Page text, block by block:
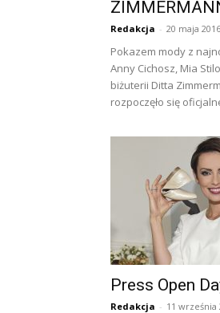
Redakcja - 20 maja 2016
Pokazem mody z
Anny Cichosz, Mia
biżuterii Ditta
rozpoczęło się
Press Open
Redakcja - 11 września